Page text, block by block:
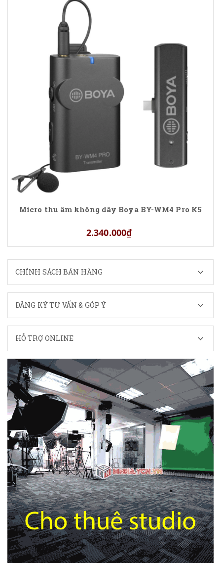
Micro thu âm không dây Boya BY-WM4 Pro K5
2.340.000₫
CHÍNH SÁCH BÁN HÀNG
ĐĂNG KÝ TƯ VẤN & GÓP Ý
HỖ TRỢ ONLINE